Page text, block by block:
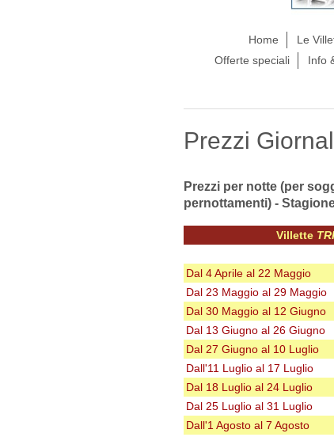
Home Le
Offerte speciali
Info
Prezzi
Prezzi per notte (per
pernottamenti) -
Villette
Dal 4 Aprile al 22 Maggio
Dal 23 Maggio al 29 Maggio
Dal 30 Maggio al 12 Giugno
Dal 13 Giugno al 26 Giugno
Dal 27 Giugno al 10 Luglio
Dall'11 Luglio al 17 Luglio
Dal 18 Luglio al 24 Luglio
Dal 25 Luglio al 31 Luglio
Dall'1 Agosto al 7 Agosto